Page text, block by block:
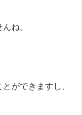
ね。
ができますし、